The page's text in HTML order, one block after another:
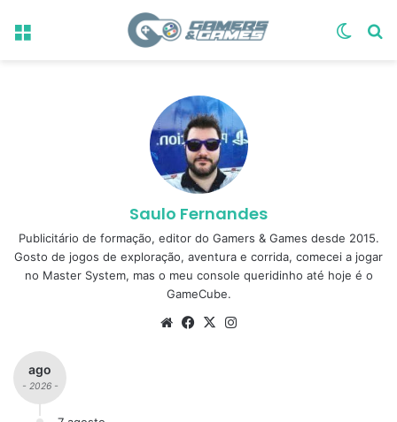
Menu
Saulo Fernandes
Publicitário de formação, editor do Gamers & Games desde 2015.
Gosto de jogos de exploração, aventura e corrida, comecei a jogar
no Master System, mas o meu console queridinho até hoje é o
GameCube.
WebsiteFacebook
X
ago
- 2026 -